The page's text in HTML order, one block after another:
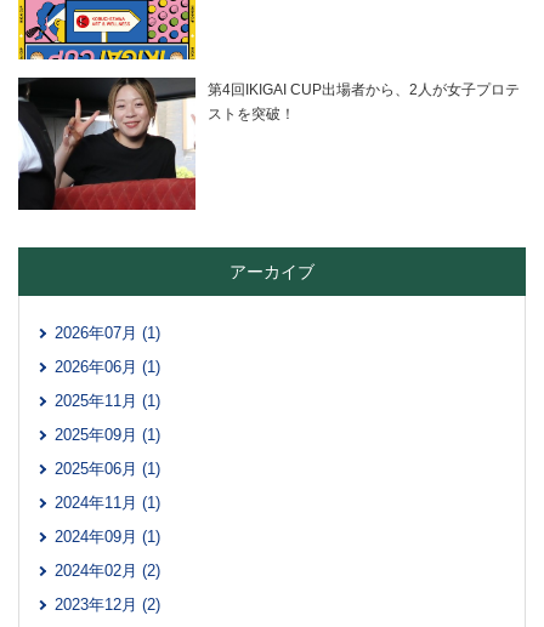
第4回IKIGAI CUP出場者から、2人が女子プロテ
ストを突破！
アーカイブ
2026年07月 (1)
2026年06月 (1)
2025年11月 (1)
2025年09月 (1)
2025年06月 (1)
2024年11月 (1)
2024年09月 (1)
2024年02月 (2)
2023年12月 (2)